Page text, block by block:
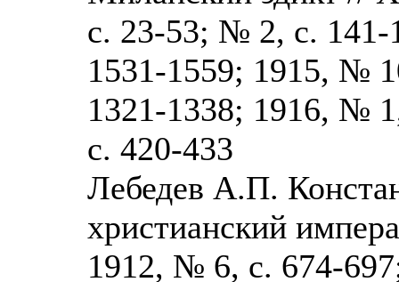
с. 23-53; № 2, с.
1531-1559; 1915, №
1321-1338; 1916, №
с. 420-433
Лебедев А.П.
христианский
1912, № 6, с. 674-